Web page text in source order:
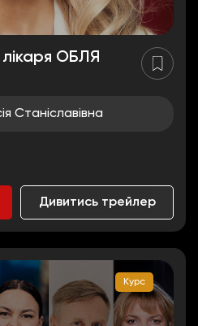
ОБЛЯ
Станіславівна
Дивитись трейлер
Курс